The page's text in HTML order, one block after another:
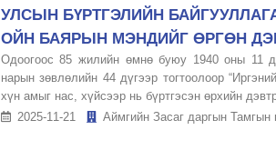
УЛСЫН БҮРТГЭЛИЙН
ОЙН БАЯРЫН МЭНДИЙГ ӨРГӨН
Одоогоос 85 жилийн өмнө буюу 1940 оны 11
нарын зөвлөлийн 44 дүгээр тогтоолоор
хүн амыг нас, хүйсээр нь бүртгэсэн өрхийн
2025-11-21 Аймгийн Засаг даргын Тамгын